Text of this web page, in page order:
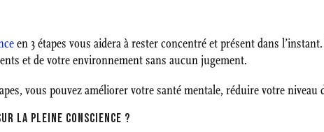
en 3 étapes vous aidera à rester concentré et présent dans
et de votre environnement sans aucun jugement.
vous pouvez améliorer votre santé mentale, réduire votre niveau
LA PLEINE CONSCIENCE ?